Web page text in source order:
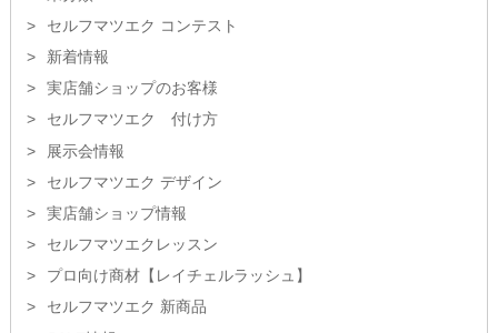
セルフマツエク コンテスト
新着情報
実店舗ショップのお客様
セルフマツエク 付け方
展示会情報
セルフマツエク デザイン
実店舗ショップ情報
セルフマツエクレッスン
プロ向け商材【レイチェルラッシュ】
セルフマツエク 新商品